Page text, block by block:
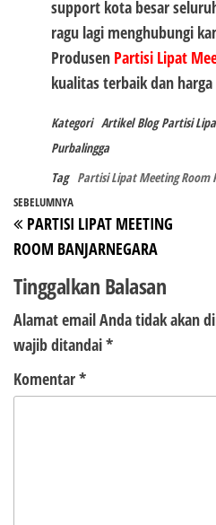
support kota besar
ragu lagi menghubungi
Produsen Partisi Lipat
kualitas terbaik dan
Kategori Artikel Blog Partisi
Purbalingga
Tag Partisi Lipat Meeting Room
Navigasi
pos
Pos
Sebelumnya
SEBELUMNYA
PARTISI LIPAT MEETING
ROOM BANJARNEGARA
Tinggalkan Balasan
Alamat email Anda tidak akan
wajib ditandai*
Komentar*